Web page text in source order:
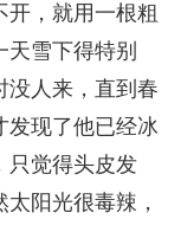
，就用一根粗
雪下得特别
没人来，直到春
发现了他已经冰
只觉得头皮发
阳光很毒辣，